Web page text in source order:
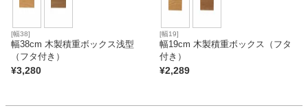
[幅38]
幅38cm 木製積重ボックス浅型
（フタ付き）
¥3,280
[幅19]
幅19cm 木製積重ボックス（フタ
付き）
¥2,289